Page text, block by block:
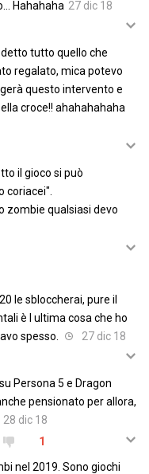
Hahahaha 27 dic 18
tutto quello che
regalato, mica potevo
questo intervento e
croce!! ahahahahaha
il gioco si può
coriacei".
zombie qualsiasi devo
le sbloccherai, pure il
è l ultima cosa che ho
spesso. 27 dic 18
Persona 5 e Dragon
pensionato per allora,
28 dic 18
1
nel 2019. Sono giochi